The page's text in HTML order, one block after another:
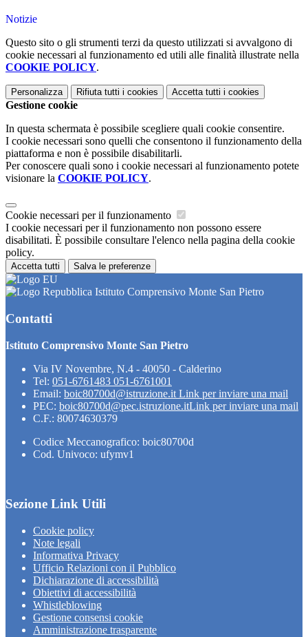
Notizie
Questo sito o gli strumenti terzi da questo utilizzati si avvalgono di
cookie necessari al funzionamento ed utili alle finalità illustrate nella
COOKIE POLICY.
Personalizza Rifiuta tutti i cookies Accetta tutti i cookies
Gestione cookie
In questa schermata è possibile scegliere quali cookie consentire.
I cookie necessari sono quelli che consentono il funzionamento della
piattaforma e non è possibile disabilitarli.
Per conoscere quali sono i cookie necessari al funzionamento potete
visionare la COOKIE POLICY.
Cookie necessari per il funzionamento
I cookie necessari per il funzionamento non possono essere
disabilitati. È possibile consultare l'elenco nella pagina della cookie
policy.
Accetta tutti Salva le preferenze
Istituto Comprensivo Monte San Pietro
Contatti
Istituto Comprensivo Monte San Pietro
Via IV Novembre, N.4 - 40050 - Calderino
Tel: 051-6761483 051-6761001
Email: boic80700d@istruzione.it Link per inviare una mail
PEC: boic80700d@pec.istruzione.itLink per inviare una mail
C.F.: 80074630379
Codice Meccanografico: boic80700d
Cod. Univoco: ufymv1
Sezione Link Utili
Cookie policy
Note legali
Informativa Privacy
Ufficio Relazioni con il Pubblico
Dichiarazione di accessibilità
Obiettivi di accessibilità
Whistleblowing
Gestione consensi cookie
Amministrazione trasparente